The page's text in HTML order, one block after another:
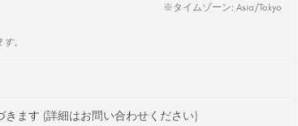
※タイムゾーン: Asia/Tokyo
。
ます (詳細はお問い合わせください)